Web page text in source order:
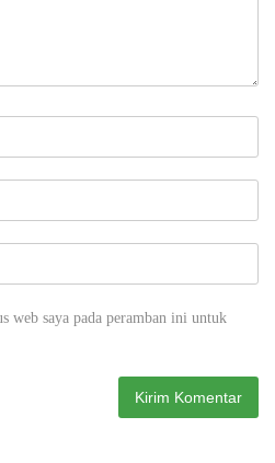
web saya pada peramban ini untuk